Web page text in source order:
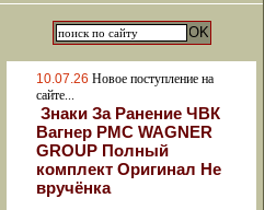
10.07.26 Новое поступление на
сайте...
Знаки За Ранение ЧВК
Вагнер РМС WAGNER
GROUP Полный
комплект Оригинал Не
вручёнка